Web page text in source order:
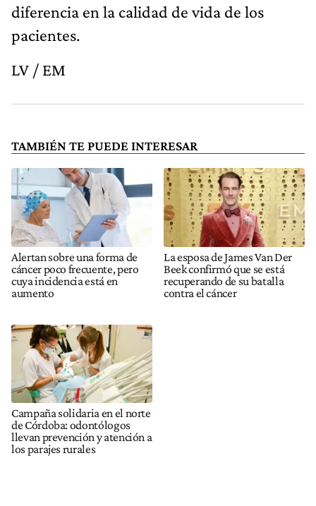
diferencia en la calidad de vida de los
pacientes.
LV / EM
TAMBIÉN TE PUEDE INTERESAR
Alertan sobre una forma de
cáncer poco frecuente, pero
cuya incidencia está en
aumento
La esposa de James Van Der
Beek confirmó que se está
recuperando de su batalla
contra el cáncer
Campaña solidaria en el norte
de Córdoba: odontólogos
llevan prevención y atención a
los parajes rurales